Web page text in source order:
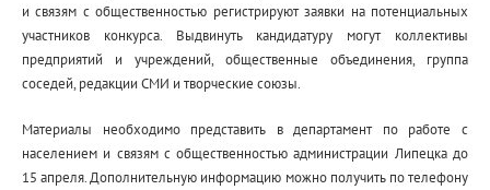
и связям с общественностью регистрируют заявки на потенциальных
участников конкурса. Выдвинуть кандидатуру могут коллективы
предприятий и учреждений, общественные объединения, группа
соседей, редакции СМИ и творческие союзы.
Материалы необходимо представить в департамент по работе с
населением и связям с общественностью администрации Липецка до
15 апреля. Дополнительную информацию можно получить по телефону